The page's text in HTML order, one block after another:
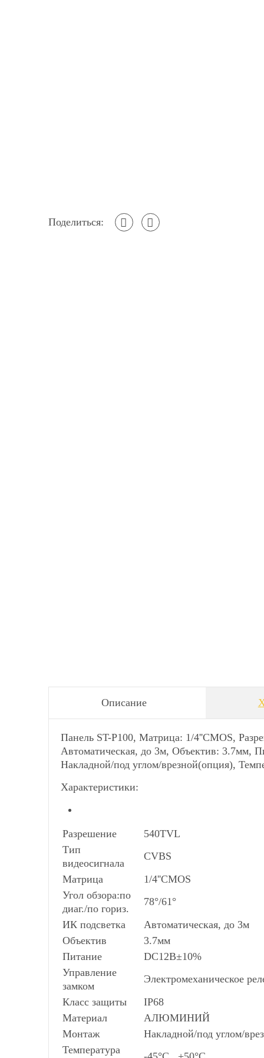
Поделиться:
Описание
Панель ST-P100, Матрица: 1/4''CMOS,
Автоматическая, до 3м, Объектив: 3.7мм,
Накладной/под углом/врезной(опция),
Характеристики:
Разрешение
540TVL
Тип
видеосигнала
CVBS
Матрица
1/4''CMOS
Угол обзора:по
диаг./по гориз.
78°/61°
ИК подсветка
Автоматическая, до 3м
Объектив
3.7мм
Питание
DС12В±10%
Управление
замком
Электромеханическое
Класс защиты
IР68
Материал
АЛЮМИНИЙ
Монтаж
Накладной/под углом/
Температура